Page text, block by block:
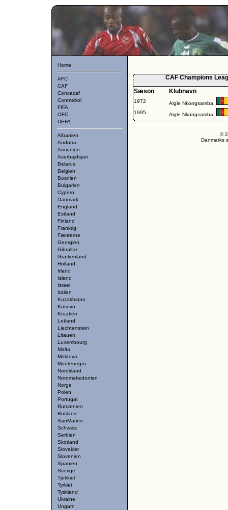
Home
AFC
CAF
Concacaf
Conmebol
FIFA
OFC
UEFA
Albanien
Andorra
Armenien
Aserbajdsjan
Belarus
Belgien
Bosnien
Bulgarien
Cypern
Danmark
England
Estland
Finland
Frankrig
Færøerne
Georgien
Gibraltar
Grækenland
Holland
Irland
Island
Israel
Italien
Kazakhstan
Kosovo
Kroatien
Letland
Liechtenstein
Litauen
Luxembourg
Malta
Moldova
Montenegro
Nordirland
Nordmakedonien
Norge
Polen
Portugal
Rumænien
Rusland
SanMarino
Schweiz
Serbien
Skotland
Slovakiet
Slovenien
Spanien
Sverige
Tjekkiet
Tyrkiet
Tyskland
Ukraine
Ungarn
CAF Champions
Sæson
Klubnavn
1972
Aigle Nkongsamba,
1995
Aigle Nkongsamba,
©
Danmarks